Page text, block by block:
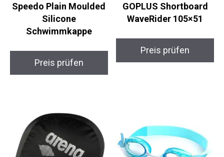
Speedo Plain Moulded
Silicone
Schwimmkappe
Preis prüfen
GOPLUS Shortboard
WaveRider 105×51
Preis prüfen